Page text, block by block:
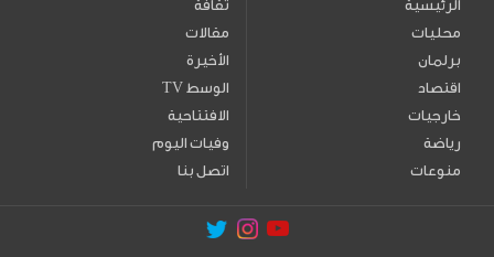
الرئيسية
محليات
برلمان
اقتصاد
خارجيات
رياضة
منوعات
ثقافة
مقالات
الأخيرة
TV الوسط
الافتتاحية
وفيات اليوم
اتصل بنا